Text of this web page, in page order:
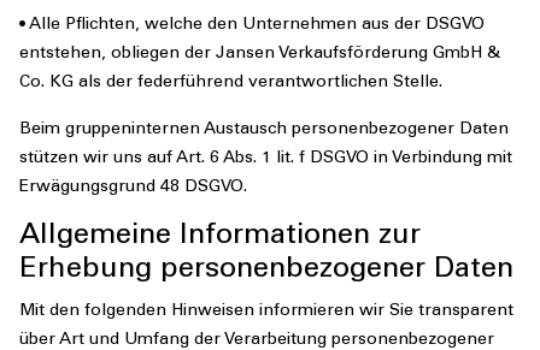
• Alle Pflichten, welche den Unternehmen aus der DSGVO
entstehen, obliegen der Jansen Verkaufsförderung GmbH &
Co. KG als der federführend verantwortlichen Stelle.
Beim gruppeninternen Austausch personenbezogener Daten
stützen wir uns auf Art. 6 Abs. 1 lit. f DSGVO in Verbindung mit
Erwägungsgrund 48 DSGVO.
Allgemeine Informationen zur
Erhebung personenbezogener Daten
Mit den folgenden Hinweisen informieren wir Sie transparent
über Art und Umfang der Verarbeitung personenbezogener